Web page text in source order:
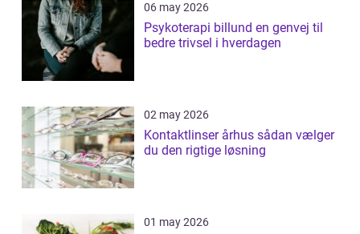
06 may 2026
Psykoterapi billund en genvej til
bedre trivsel i hverdagen
02 may 2026
Kontaktlinser århus sådan vælger
du den rigtige løsning
01 may 2026